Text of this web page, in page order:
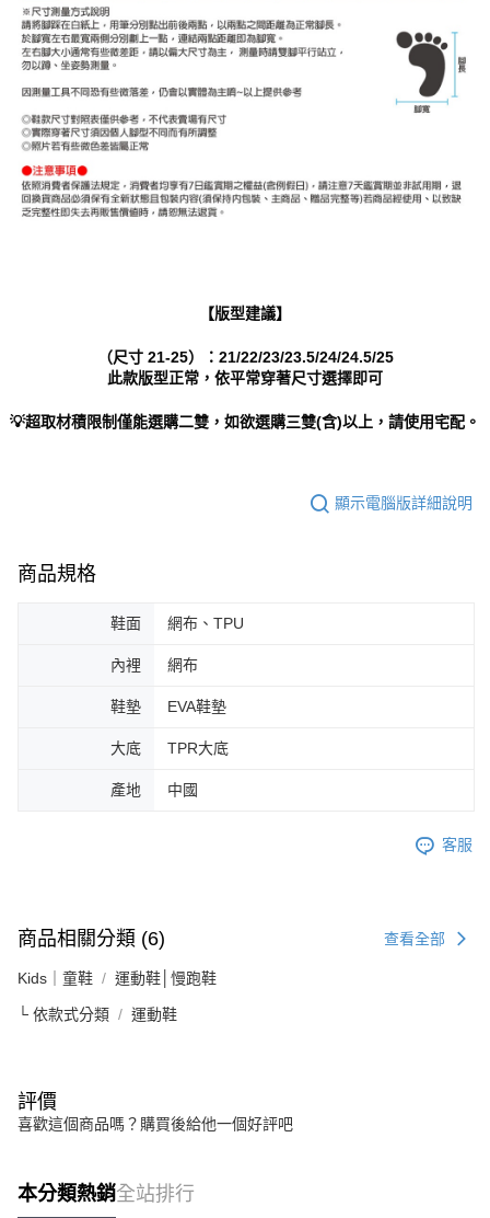
【版型建議】
（尺寸 21-25）：21/22/23/23.5/24/24.5/25
此款版型正常，依平常穿著尺寸選擇即可
💡超取材積限制僅能選購二雙，如欲選購三雙(含)以上，請使用宅配。
顯示電腦版詳細說明
商品規格
鞋面 網布、TPU
內裡 網布
鞋墊 EVA鞋墊
大底 TPR大底
產地 中國
客服
商品相關分類 (6) 查看全部
Kids｜童鞋 運動鞋│慢跑鞋
└ 依款式分類 運動鞋
評價
喜歡這個商品嗎？購買後給他一個好評吧
本分類熱銷全站排行